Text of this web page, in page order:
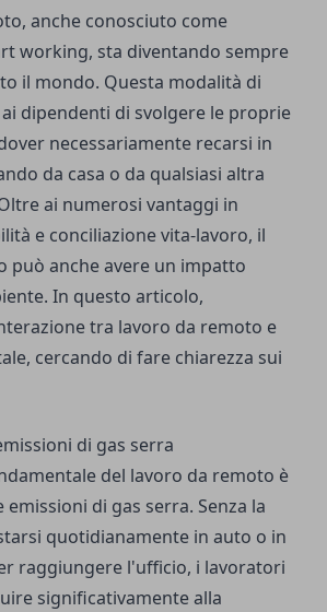
anche conosciuto come
working, sta diventando sempre
il mondo. Questa modalità di
dipendenti di svolgere le proprie
necessariamente recarsi in
da casa o da qualsiasi altra
ai numerosi vantaggi in
e conciliazione vita-lavoro, il
può anche avere un impatto
In questo articolo,
tra lavoro da remoto e
cercando di fare chiarezza sui
di gas serra
del lavoro da remoto è
di gas serra. Senza la
quotidianamente in auto o in
raggiungere l'ufficio, i lavoratori
significativamente alla